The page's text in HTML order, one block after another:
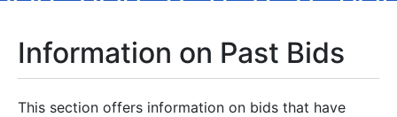
Information on Past Bids
This section offers information on bids that have